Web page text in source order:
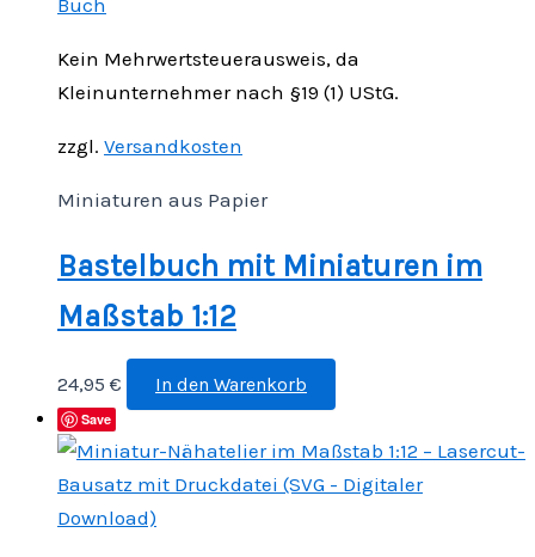
Kein Mehrwertsteuerausweis, da
Kleinunternehmer nach §19 (1) UStG.
zzgl. Versandkosten
Miniaturen aus Papier
Bastelbuch mit Miniaturen im
Maßstab 1:12
24,95 € In den Warenkorb
Save